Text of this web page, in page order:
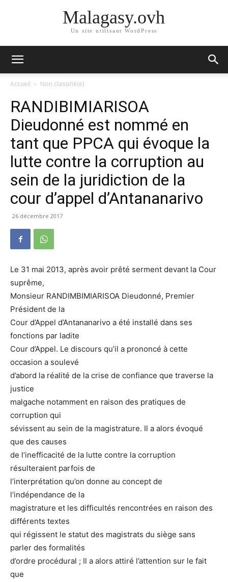
Malagasy.ovh
Un site utilisant WordPress
Accueil Non classifié(e)
RANDIBIMIARISOA
Dieudonné est nommé en
tant que PPCA qui évoque la
lutte contre la corruption au
sein de la juridiction de la
cour d’appel d’Antananarivo
26 décembre 2017
Le 31 mai 2013, après avoir prêté serment devant la Cour
suprême,
Monsieur RANDIMBIMIARISOA Dieudonné, Premier
Président de la
Cour d’Appel d’Antananarivo a été installé dans ses
fonctions par ladite
Cour d’Appel. Le discours qu’il a prononcé à cette
occasion a soulevé
d’abord la réalité de la crise de confiance que traverse la
justice
malgache notamment en raison des pratiques de
corruption qui
sévissent au sein de la magistrature. Il a alors évoqué
que des causes
de l’inefficacité de la lutte contre la corruption
résulteraient parfois de
l’interprétation qu’on donne au concept de
l’indépendance de la
magistrature et les difficultés rencontrées en raison des
différents textes
qui régissent le statut des magistrats du siège sans
parler des formalités
d’ordre procédural ; Il a alors attiré l’attention sur le fait
que